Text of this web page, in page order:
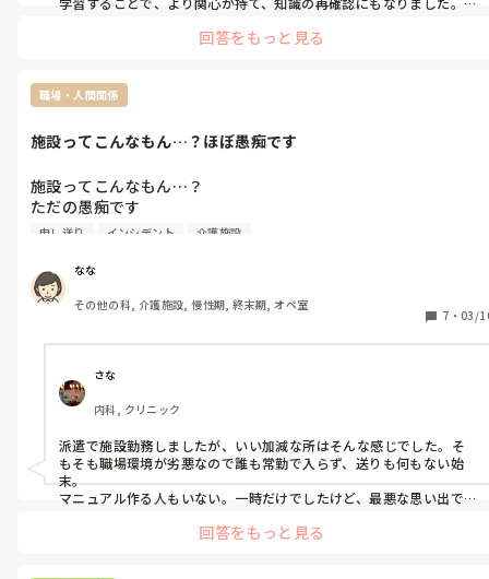
回答をもっと見る
職場・人間関係
施設ってこんなもん…？ほぼ愚痴です
施設ってこんなもん…？
ただの愚痴です
ないというか、決まり事がふわふわしてるというか、、
初めてユニットに行く時は一応先輩と一緒に行くのですが、とり
2週間に一回この処置があるとか、頓服を使う時はどうやって介
護士に申し送るのか、浣腸の後はトイレ誘導までするのか、物品
が無くなる時はどれぐらい前に誰に伝えるのか
といったことは教えてもらえません、、先輩といってもほとんど
が入職して1年未満なので、そもそも知らなかったりするのかも
しれませんし、わたしが気にしすぎてるのかもしれませんが、、
介護士さんから「この曜日は○○の処置されてます」「頓服はこ
申し送り インシデント 介護施設
なな
その他の科, 介護施設, 慢性期, 終末期, オペ室
7 ・ 03/
さな
内科, クリニック
派遣で施設勤務しましたが、いい加減な所はそんな感じでした。そ
もそも職場環境が劣悪なので誰も常勤で入らず、送りも何もない始
末。
マニュアル作る人もいない。一時だけでしたけど、最悪な思い出です
回答をもっと見る